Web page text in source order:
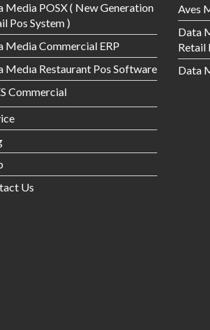
Media POSX ( New Generation
Pos System )
Media Commercial ERP
Medıa Restaurant Pos Software
Commercial
Us
Aves
Data
Retail
Data